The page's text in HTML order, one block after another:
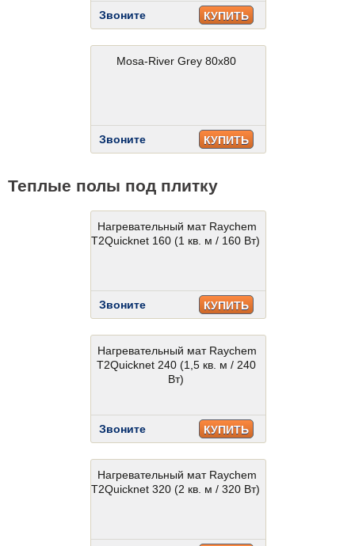
Звоните КУПИТЬ
Mosa-River Grey 80x80
Звоните КУПИТЬ
Теплые полы под плитку
Нагревательный мат Raychem
T2Quicknet 160 (1 кв. м / 160 Вт)
Звоните КУПИТЬ
Нагревательный мат Raychem
T2Quicknet 240 (1,5 кв. м / 240
Вт)
Звоните КУПИТЬ
Нагревательный мат Raychem
T2Quicknet 320 (2 кв. м / 320 Вт)